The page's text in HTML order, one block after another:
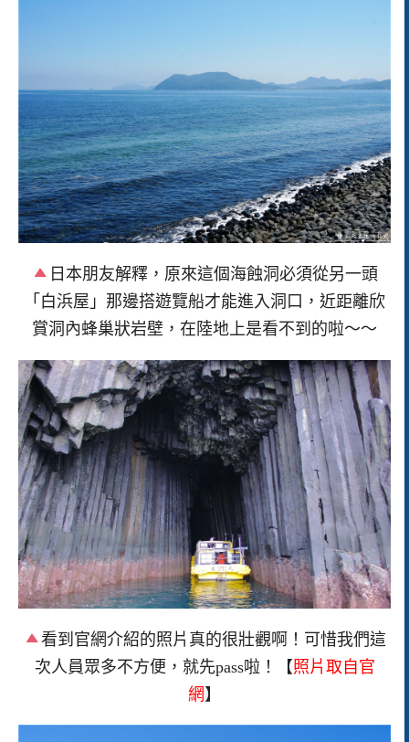
日本朋友解釋，原來這個海蝕洞必須從另一頭
「白浜屋」那邊搭遊覽船才能進入洞口，近距離欣
賞洞內蜂巢狀岩壁，在陸地上是看不到的啦～～
看到官網介紹的照片真的很壯觀啊！可惜我們這
次人員眾多不方便，就先pass啦！【照片取自官
網】